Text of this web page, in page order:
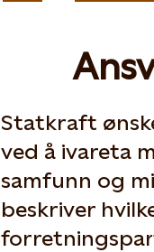
Statkraft
ved å ivareta
samfunn og
beskriver